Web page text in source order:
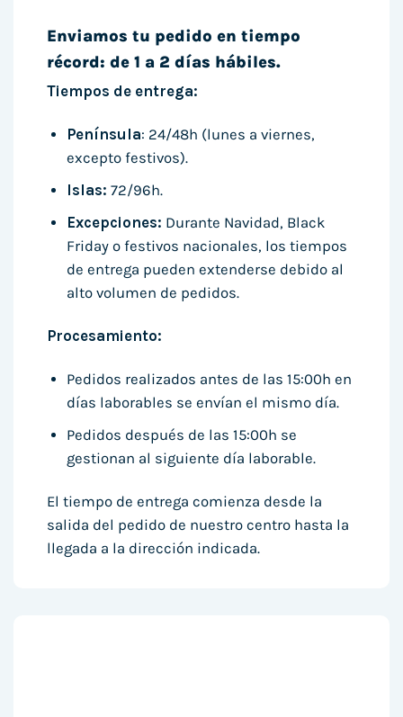
Enviamos tu pedido en tiempo
récord: de 1 a 2 días hábiles.
Tiempos de entrega:
Península: 24/48h (lunes a viernes,
excepto festivos).
Islas: 72/96h.
Excepciones: Durante Navidad, Black
Friday o festivos nacionales, los tiempos
de entrega pueden extenderse debido al
alto volumen de pedidos.
Procesamiento:
Pedidos realizados antes de las 15:00h en
días laborables se envían el mismo día.
Pedidos después de las 15:00h se
gestionan al siguiente día laborable.
El tiempo de entrega comienza desde la
salida del pedido de nuestro centro hasta la
llegada a la dirección indicada.